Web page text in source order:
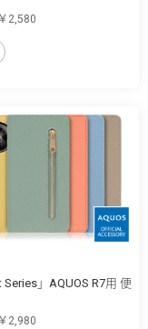
2,580
Series」AQUOS R7用 便
2,980